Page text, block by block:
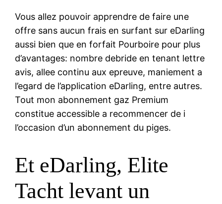
Vous allez pouvoir apprendre de faire une
offre sans aucun frais en surfant sur eDarling
aussi bien que en forfait Pourboire pour plus
d’avantages: nombre debride en tenant lettre
avis, allee continu aux epreuve, maniement a
l’egard de l’application eDarling, entre autres.
Tout mon abonnement gaz Premium
constitue accessible a recommencer de i
l’occasion d’un abonnement du piges.
Et eDarling, Elite
Tacht levant un